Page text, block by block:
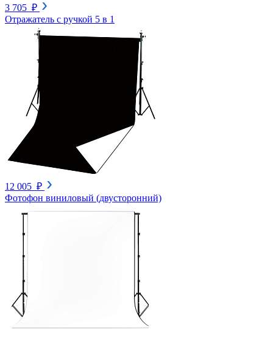
3 705 ₽
Отражатель с ручкой 5 в 1
12 005 ₽
Фотофон виниловый (двусторонний)